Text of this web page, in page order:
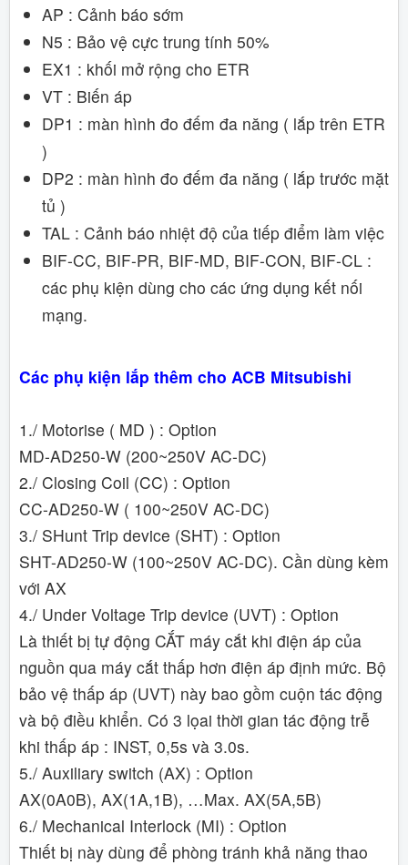
AP : Cảnh báo sớm
N5 : Bảo vệ cực trung tính 50%
EX1 : khối mở rộng cho ETR
VT : Biến áp
DP1 : màn hình đo đếm đa năng ( lắp trên ETR
)
DP2 : màn hình đo đếm đa năng ( lắp trước mặt
tủ )
TAL : Cảnh báo nhiệt độ của tiếp điểm làm việc
BIF-CC, BIF-PR, BIF-MD, BIF-CON, BIF-CL :
các phụ kiện dùng cho các ứng dụng kết nối
mạng.
Các phụ kiện lắp thêm cho ACB Mitsubishi
1./ Motorise ( MD ) : Option
MD-AD250-W (200~250V AC-DC)
2./ Closing Coil (CC) : Option
CC-AD250-W ( 100~250V AC-DC)
3./ SHunt Trip device (SHT) : Option
SHT-AD250-W (100~250V AC-DC). Cần dùng kèm
với AX
4./ Under Voltage Trip device (UVT) : Option
Là thiết bị tự động CẮT máy cắt khi điện áp của
nguồn qua máy cắt thấp hơn điện áp định mức. Bộ
bảo vệ thấp áp (UVT) này bao gồm cuộn tác động
và bộ điều khiển. Có 3 lọai thời gian tác động trễ
khi thấp áp : INST, 0,5s và 3.0s.
5./ Auxiliary switch (AX) : Option
AX(0A0B), AX(1A,1B), …Max. AX(5A,5B)
6./ Mechanical Interlock (MI) : Option
Thiết bị này dùng để phòng tránh khả năng thao